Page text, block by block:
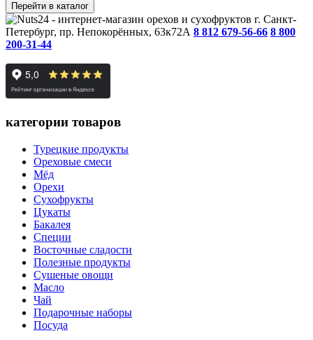
Перейти в каталог
г. Санкт-
Петербург, пр. Непокорённых, 63к72А 8 812 679-56-66 8 800
200-31-44
категории товаров
Турецкие продукты
Ореховые смеси
Мёд
Орехи
Сухофрукты
Цукаты
Бакалея
Специи
Восточные сладости
Полезные продукты
Сушеные овощи
Масло
Чай
Подарочные наборы
Посуда